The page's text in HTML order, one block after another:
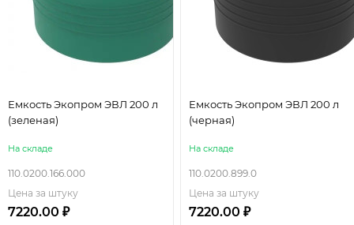
Емкость Экопром ЭВЛ 200 л
(зеленая)
На складе
110.0200.166.000
Цена за штуку
7220.00 ₽
Емкость Экопром ЭВЛ 200 л
(черная)
На складе
110.0200.899.0
Цена за штуку
7220.00 ₽